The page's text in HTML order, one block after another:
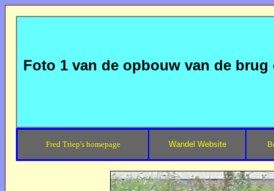
Foto 1 van de opbouw van de
Fred Triep's homepage Wandel Website